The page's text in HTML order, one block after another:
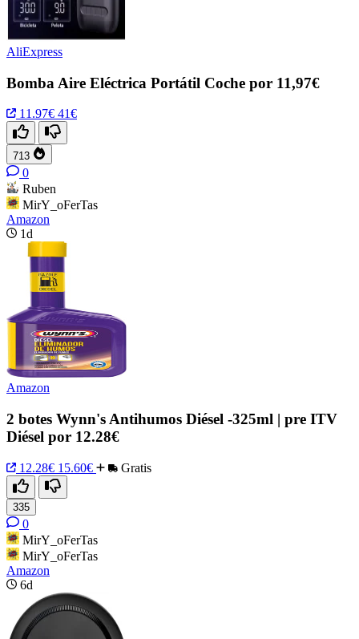
AliExpress
Bomba Aire Eléctrica Portátil Coche por 11,97€
11.97€ 41€
713
0
Ruben
MirY_oFerTas
Amazon
1d
Amazon
2 botes Wynn's Antihumos Diésel -325ml | pre ITV
Diésel por 12.28€
12.28€ 15.60€ Gratis
335
0
MirY_oFerTas
MirY_oFerTas
Amazon
6d